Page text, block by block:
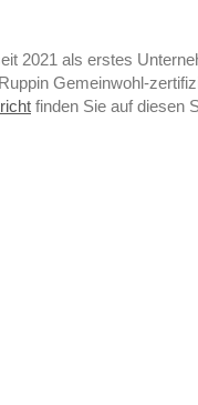
2021 als erstes
Gemeinwohl-
finden Sie auf diesen